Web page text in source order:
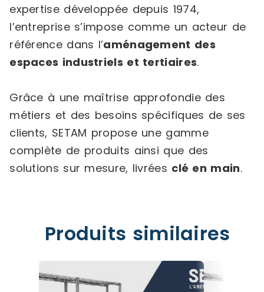
expertise développée depuis 1974,
l’entreprise s’impose comme un acteur de
référence dans l’aménagement des
espaces industriels et tertiaires.
Grâce à une maîtrise approfondie des
métiers et des besoins spécifiques de ses
clients, SETAM propose une gamme
complète de produits ainsi que des
solutions sur mesure, livrées clé en main.
Produits similaires